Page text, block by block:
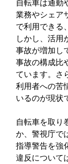
自転車は通勤
業務やシェア
で利用できる
しかし、活用
事故が増加し
事故の構成比
ています。さ
利用者への苦
いるのが現状
自転車を取り
か、警視庁で
指導警告を強
違反について